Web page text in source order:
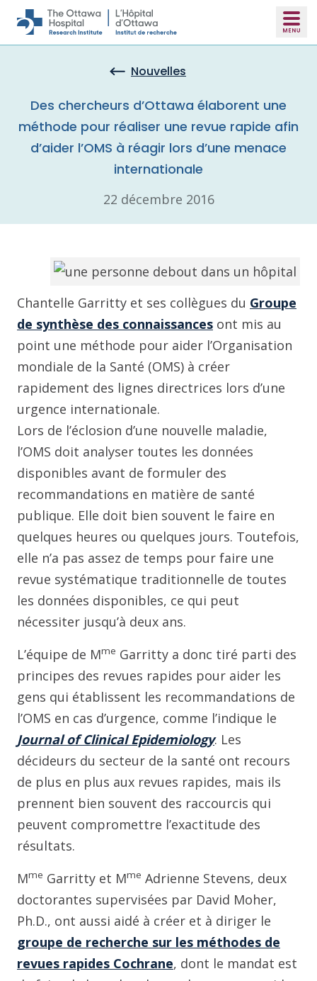
Skip to main content
Nouvelles
Des chercheurs d’Ottawa élaborent une
méthode pour réaliser une revue rapide afin
d’aider l’OMS à réagir lors d’une menace
internationale
22 décembre 2016
Chantelle Garritty et ses collègues du Groupe
de synthèse des connaissances ont mis au
point une méthode pour aider l’Organisation
mondiale de la Santé (OMS) à créer
rapidement des lignes directrices lors d’une
urgence internationale.
Lors de l’éclosion d’une nouvelle maladie,
l’OMS doit analyser toutes les données
disponibles avant de formuler des
recommandations en matière de santé
publique. Elle doit bien souvent le faire en
quelques heures ou quelques jours. Toutefois,
elle n’a pas assez de temps pour faire une
revue systématique traditionnelle de toutes
les données disponibles, ce qui peut
nécessiter jusqu’à deux ans.
L’équipe de Mme Garritty a donc tiré parti des
principes des revues rapides pour aider les
gens qui établissent les recommandations de
l’OMS en cas d’urgence, comme l’indique le
Journal of Clinical Epidemiology. Les
décideurs du secteur de la santé ont recours
de plus en plus aux revues rapides, mais ils
prennent bien souvent des raccourcis qui
peuvent compromettre l’exactitude des
résultats.
Mme Garritty et Mme Adrienne Stevens, deux
doctorantes supervisées par David Moher,
Ph.D., ont aussi aidé à créer et à diriger le
groupe de recherche sur les méthodes de
revues rapides Cochrane, dont le mandat est